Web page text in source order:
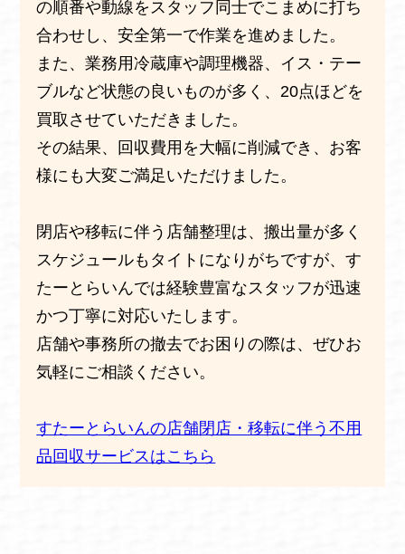
の順番や動線をスタッフ同士でこまめに打ち
合わせし、安全第一で作業を進めました。
また、業務用冷蔵庫や調理機器、イス・テー
ブルなど状態の良いものが多く、20点ほどを
買取させていただきました。
その結果、回収費用を大幅に削減でき、お客
様にも大変ご満足いただけました。
閉店や移転に伴う店舗整理は、搬出量が多く
スケジュールもタイトになりがちですが、す
たーとらいんでは経験豊富なスタッフが迅速
かつ丁寧に対応いたします。
店舗や事務所の撤去でお困りの際は、ぜひお
気軽にご相談ください。
すたーとらいんの店舗閉店・移転に伴う不用
品回収サービスはこちら